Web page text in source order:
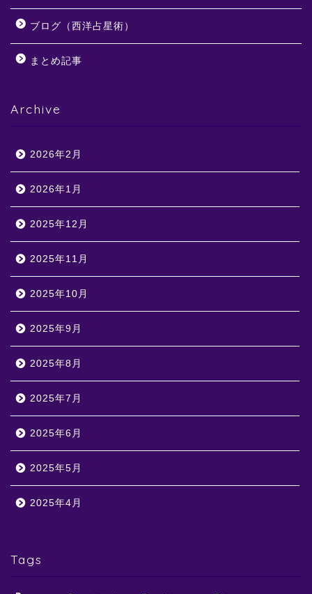
ブログ（西洋占星術）
まとめ記事
Archive
2026年2月
2026年1月
2025年12月
2025年11月
2025年10月
2025年9月
2025年8月
2025年7月
2025年6月
2025年5月
2025年4月
Tags